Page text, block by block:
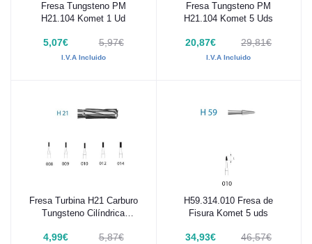
Añadir al carrito
Fresa Tungsteno PM
H21.104 Komet 1 Ud
5,07€ 5,97€
I.V.A Incluido
Añadir al carrito
Fresa Tungsteno PM
H21.104 Komet 5 Uds
20,87€ 29,81€
I.V.A Incluido
Añadir al carrito
Fresa Turbina H21 Carburo
Tungsteno Cilíndrica
4,99€ 5,87€
Añadir al carrito
H59.314.010 Fresa de
Fisura Komet 5 uds
34,93€ 46,57€